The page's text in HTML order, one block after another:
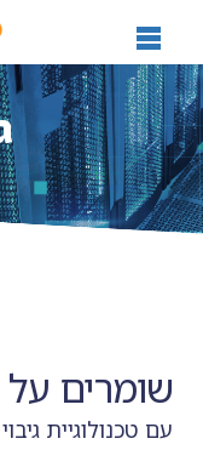
שומרים